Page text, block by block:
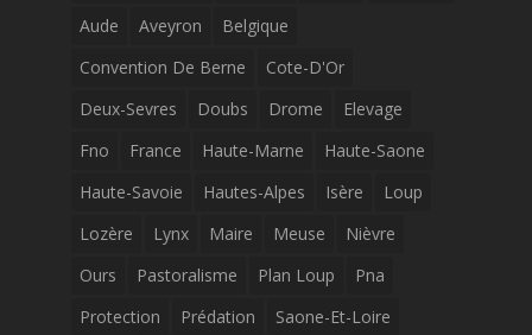
Aude
Aveyron
Belgique
Convention De Berne
Cote-D'Or
Deux-Sevres
Doubs Drome
Elevage
Fno
France Haute-Marne
Haute-Saone
Haute-Savoie
Hautes-Alpes Isère
Loup
Lozère
Lynx Maire Meuse
Nièvre
Ours
Pastoralisme Plan Loup
Pna
Protection
Prédation
Saone-Et-Loire